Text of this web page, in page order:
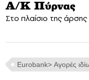
Α/Κ Πύρνας
Στο πλαίσιο της
Eurobank> Αγορές